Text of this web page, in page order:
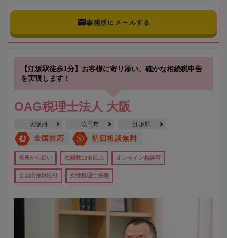
事務所にメールする
【江坂駅徒歩1分】お客様に寄り添い、確かな相続税申告
を実現します！
OAG税理士法人 大阪
大阪府 吹田市 江坂駅
全国対応 初回相談無料
役所から近い 在籍数10名以上 オンライン相談可
全国出張対応可 女性税理士在籍